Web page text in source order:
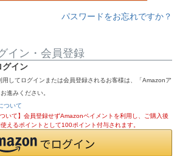
パスワードをお忘れですか？
イン・会員登録
イン
してログインまたは会員登録されるお客様は、「Amazonア
進みください。
ついて
いて】会員登録せずAmazonペイメントを利用し、ご購入後
えるポイントとして100ポイント付与されます。